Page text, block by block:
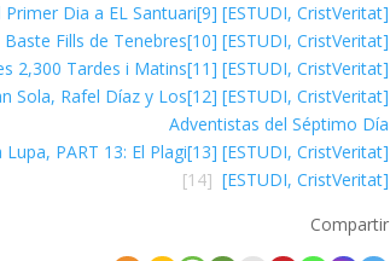
[ESTUDI, CristVeritat]
[9]
Primer Dia a EL Santuari
[ESTUDI, CristVeritat]
[10]
Fills de Tenebres!
[ESTUDI, CristVeritat]
[11]
2,300 Tardes i Matins
[ESTUDI, CristVeritat]
[12]
Sola, Rafel Díaz y Los
Adventistas del Séptimo Día
[ESTUDI, CristVeritat]
[13]
PART 13: El Plagi
[ESTUDI, CristVeritat]
[14]
Compartir